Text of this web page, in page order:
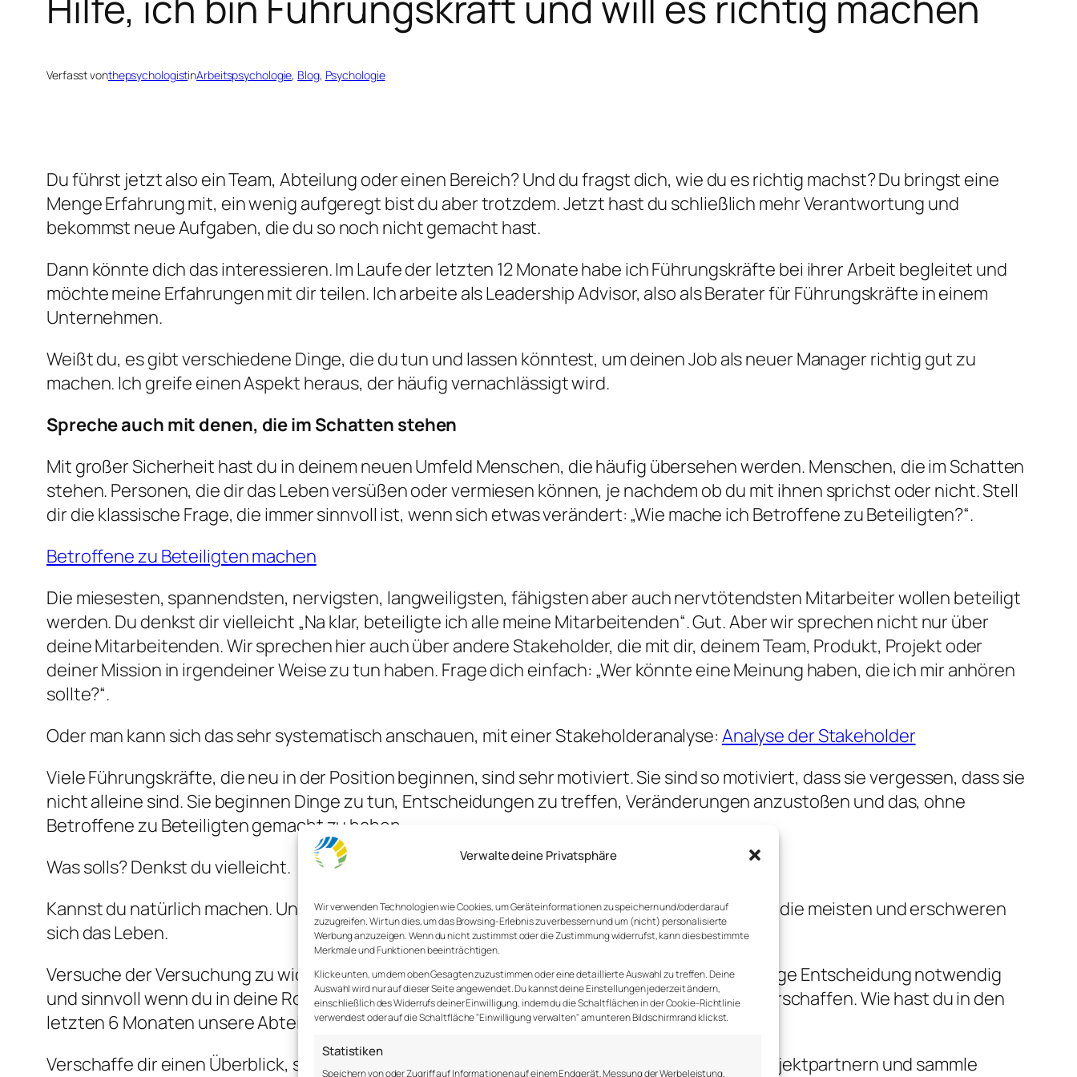
Verwalte deine Privatsphäre
Wir verwenden Technologien wie Cookies, um Geräteinformationen zu speichern und/oder darauf
zuzugreifen. Wir tun dies, um das Browsing-Erlebnis zu verbessern und um (nicht) personalisierte
Werbung anzuzeigen. Wenn du nicht zustimmst oder die Zustimmung widerrufst, kann dies bestimmte
Merkmale und Funktionen beeinträchtigen.
Klicke unten, um dem oben Gesagten zuzustimmen oder eine detaillierte Auswahl zu treffen. Deine
Auswahl wird nur auf dieser Seite angewendet. Du kannst deine Einstellungen jederzeit ändern,
einschließlich des Widerrufs deiner Einwilligung, indem du die Schaltflächen in der Cookie-Richtlinie
verwendest oder auf die Schaltfläche "Einwilligung verwalten" am unteren Bildschirmrand klickst.
Statistiken
Speichern von oder Zugriff auf Informationen auf einem Endgerät, Messung der Werbeleistung,
Verfasst vonthepsychologistinArbeitspsychologie, Blog, Psychologie
Du führst jetzt also ein Team, Abteilung oder einen Bereich? Und du fragst dich, wie du es richtig machst? Du bringst eine
Menge Erfahrung mit, ein wenig aufgeregt bist du aber trotzdem. Jetzt hast du schließlich mehr Verantwortung und
bekommst neue Aufgaben, die du so noch nicht gemacht hast.
Dann könnte dich das interessieren. Im Laufe der letzten 12 Monate habe ich Führungskräfte bei ihrer Arbeit begleitet und
möchte meine Erfahrungen mit dir teilen. Ich arbeite als Leadership Advisor, also als Berater für Führungskräfte in einem
Unternehmen.
Weißt du, es gibt verschiedene Dinge, die du tun und lassen könntest, um deinen Job als neuer Manager richtig gut zu
machen. Ich greife einen Aspekt heraus, der häufig vernachlässigt wird.
Spreche auch mit denen, die im Schatten stehen
Mit großer Sicherheit hast du in deinem neuen Umfeld Menschen, die häufig übersehen werden. Menschen, die im Schatten
stehen. Personen, die dir das Leben versüßen oder vermiesen können, je nachdem ob du mit ihnen sprichst oder nicht. Stell
dir die klassische Frage, die immer sinnvoll ist, wenn sich etwas verändert: „Wie mache ich Betroffene zu Beteiligten?“.
Betroffene zu Beteiligten machen
Die miesesten, spannendsten, nervigsten, langweiligsten, fähigsten aber auch nervtötendsten Mitarbeiter wollen beteiligt
werden. Du denkst dir vielleicht „Na klar, beteiligte ich alle meine Mitarbeitenden“. Gut. Aber wir sprechen nicht nur über
deine Mitarbeitenden. Wir sprechen hier auch über andere Stakeholder, die mit dir, deinem Team, Produkt, Projekt oder
deiner Mission in irgendeiner Weise zu tun haben. Frage dich einfach: „Wer könnte eine Meinung haben, die ich mir anhören
sollte?“.
Oder man kann sich das sehr systematisch anschauen, mit einer Stakeholderanalyse: Analyse der Stakeholder
Viele Führungskräfte, die neu in der Position beginnen, sind sehr motiviert. Sie sind so motiviert, dass sie vergessen, dass sie
nicht alleine sind. Sie beginnen Dinge zu tun, Entscheidungen zu treffen, Veränderungen anzustoßen und das, ohne
Betroffene zu Beteiligten gemacht zu haben.
Was solls? Denkst du vielleicht.
Kannst du natürlich machen. Und dann gehörst du auch definitiv zur Mehrheit. So machen es die meisten und erschweren
sich das Leben.
Versuche der Versuchung zu widerstehen und sofort zu handeln. Nicht immer ist eine sofortige Entscheidung notwendig
und sinnvoll wenn du in deine Rolle schlüpfst. Sage ihnen: „Ich möchte mir einen Überblick verschaffen. Wie hast du in den
letzten 6 Monaten unsere Abteilung erlebt? Was ist dir aufgefallen?“
Verschaffe dir einen Überblick, spreche mit allen Mitarbeitenden, Kunden, Vorgesetzten, Projektpartnern und sammle